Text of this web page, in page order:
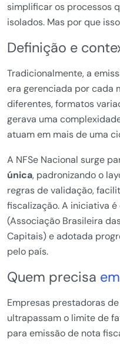
simplificar os processos
isolados. Mas por que
Definição e
Tradicionalmente, a
era gerenciada por cada
diferentes, formatos
gerava uma
atuam em mais de uma
A NFSe Nacional surge
única, padronizando o
regras de validação,
fiscalização. A iniciativa
(Associação Brasileira
Capitais) e adotada
pelo país.
Quem precisa
Empresas prestadoras
ultrapassam o limite de
para emissão de nota